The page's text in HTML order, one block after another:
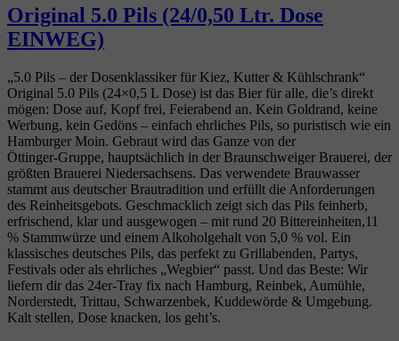
Original 5.0 Pils (24/0,50 Ltr. Dose
EINWEG)
„5.0 Pils – der Dosenklassiker für Kiez, Kutter & Kühlschrank“
Original 5.0 Pils (24×0,5 L Dose) ist das Bier für alle, die’s direkt
mögen: Dose auf, Kopf frei, Feierabend an. Kein Goldrand, keine
Werbung, kein Gedöns – einfach ehrliches Pils, so puristisch wie ein
Hamburger Moin. Gebraut wird das Ganze von der
Öttinger‑Gruppe, hauptsächlich in der Braunschweiger Brauerei, der
größten Brauerei Niedersachsens. Das verwendete Brauwasser
stammt aus deutscher Brautradition und erfüllt die Anforderungen
des Reinheitsgebots. Geschmacklich zeigt sich das Pils feinherb,
erfrischend, klar und ausgewogen – mit rund 20 Bittereinheiten,11
% Stammwürze und einem Alkoholgehalt von 5,0 % vol. Ein
klassisches deutsches Pils, das perfekt zu Grillabenden, Partys,
Festivals oder als ehrliches „Wegbier“ passt. Und das Beste: Wir
liefern dir das 24er‑Tray fix nach Hamburg, Reinbek, Aumühle,
Norderstedt, Trittau, Schwarzenbek, Kuddewörde & Umgebung.
Kalt stellen, Dose knacken, los geht’s.